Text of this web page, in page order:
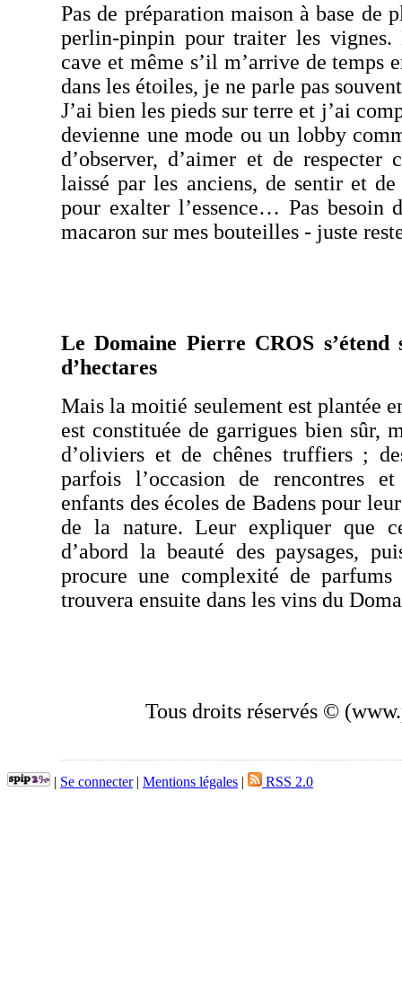
Pas de préparation maison à base de
perlin-pinpin pour traiter les vignes.
cave et même s’il m’arrive de temps
dans les étoiles, je ne parle pas
J’ai bien les pieds sur terre et j’ai
devienne une mode ou un lobby
d’observer, d’aimer et de respecter
laissé par les anciens, de sentir et
pour exalter l’essence… Pas besoin
macaron sur mes bouteilles - juste
Le Domaine Pierre CROS
d’hectares
Mais la moitié seulement est plantée
est constituée de garrigues bien sûr,
d’oliviers et de chênes truffiers;
parfois l’occasion de rencontres et
enfants des écoles de Badenspour leur
de la nature. Leur expliquer que
d’abord la beauté des paysages,
procure une complexité de parfums
trouvera ensuite dans les vins du
Tous droits réservés ©
| Se connecter | Mentions légales | RSS 2.0